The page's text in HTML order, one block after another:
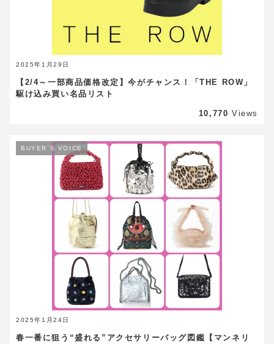
2025年1月29日
【2/4～一部商品価格改定】今がチャンス！「THE ROW」
駆け込み買い名品リスト
10,770 Views
2025年1月24日
BUYER`S VOICE
春一番に狙う“盛れる”アクセサリーバッグ図鑑【マンネリ